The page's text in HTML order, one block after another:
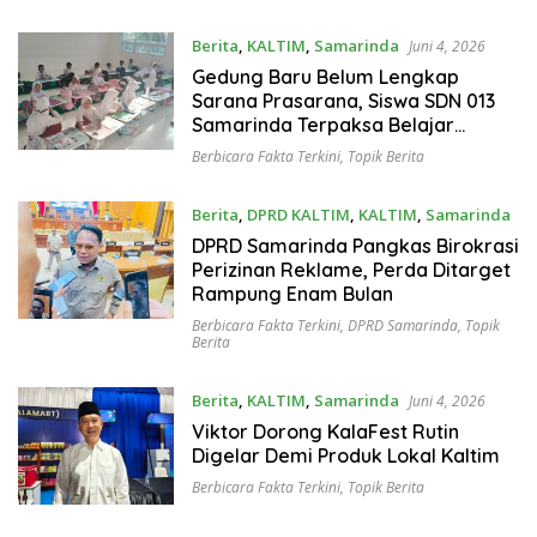
Berita, KALTIM, Samarinda Juni 4, 2026
Gedung Baru Belum Lengkap
Sarana Prasarana, Siswa SDN 013
Samarinda Terpaksa Belajar
Lesehan
Berbicara Fakta Terkini, Topik Berita
Berita, DPRD KALTIM, KALTIM, Samarinda
Juni 4, 2026
DPRD Samarinda Pangkas Birokrasi
Perizinan Reklame, Perda Ditarget
Rampung Enam Bulan
Berbicara Fakta Terkini, DPRD Samarinda, Topik
Berita
Berita, KALTIM, Samarinda Juni 4, 2026
Viktor Dorong KalaFest Rutin
Digelar Demi Produk Lokal Kaltim
Berbicara Fakta Terkini, Topik Berita